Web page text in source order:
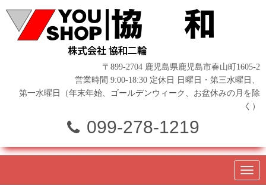
〒899-2704 鹿児島県鹿児島市春山町1605-2
営業時間 9:00-18:30 定休日 日曜日・第三水曜日、
第一水曜日（年末年始、ゴールデンウィーク、お盆休みの月を除
く）
099-278-1219
N
a